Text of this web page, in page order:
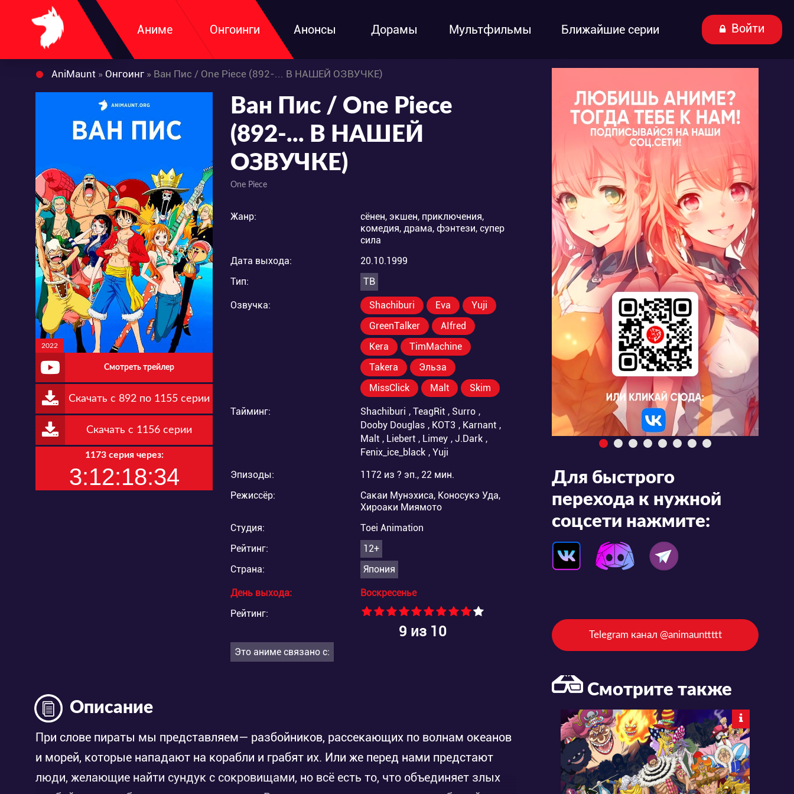
Аниме Онгоинги Анонсы Дорамы Мультфильмы Ближайшие серии Войти
AniMaunt » Онгоинг » Ван Пис / One Piece (892-... В НАШЕЙ ОЗВУЧКЕ)
2022
Смотреть трейлер
Скачать с 892 по 1155 серии
Скачать с 1156 серии
1173 серия через:
3:12:18:33
Ван Пис / One Piece
(892-... В НАШЕЙ
ОЗВУЧКЕ)
One Piece
Жанр:
сёнен, экшен, приключения,
комедия, драма, фэнтези, супер
сила
Дата выхода:
20.10.1999
Тип:
ТВ
Озвучка: Shachiburi Eva
Yuji
GreenTalker
AIfred
Kera
TimMachine
Takera
Эльза
MissClick
Malt Skim
Тайминг: Shachiburi , TeagRit , Surro ,
Dooby Douglas , KOT3 , Karnant ,
Malt , Liebert , Limey , J.Dark ,
Fenix_ice_black , Yuji
Эпизоды:
1172 из ? эп., 22 мин.
Режиссёр:
Сакаи Мунэхиса, Коносукэ Уда,
Хироаки Миямото
Студия:
Toei Animation
Рейтинг:
12+
Страна:
Япония
День выхода:
Воскресенье
Рейтинг:
9 из 10
Это аниме связано с:
Описание
При слове пираты мы представляем— разбойников, рассекающих по волнам океанов
и морей, которые нападают на корабли и грабят их. Или же перед нами предстают
люди, желающие найти сундук с сокровищами, но всё есть то, что объединяет злых
Для быстрого
перехода к нужной
соцсети нажмите:
Telegram канал @animaunttttt
Смотрите также